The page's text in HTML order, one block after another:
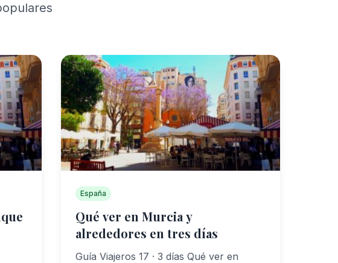
España
Qué ver en Murcia y
alrededores en tres días
Guía Viajeros 17 · 3 días Qué ver en